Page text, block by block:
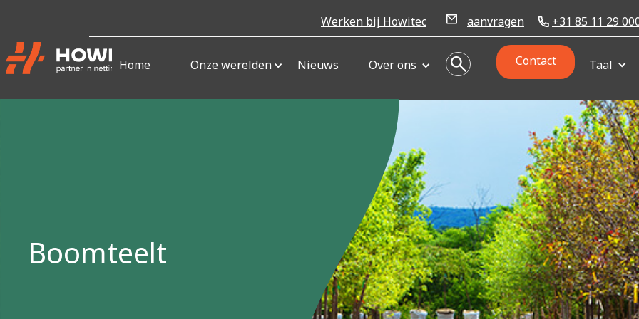
Werken bij Howitec aanvragen +31 85 11 29
Home Onze werelden Nieuws Over ons Contact Taal
Boomteelt